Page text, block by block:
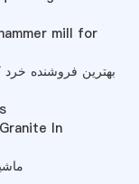
mill for
بهترین فروشنده
In